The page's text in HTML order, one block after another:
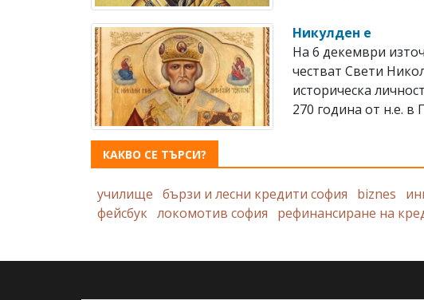
Никулден е
На 6 декември
честват Свeти
историческа
270 година от н.е. в
КАКВО СЕ ТЪРСИ?
училище бързи и лесни кредити софия biznes
фейсбук локомотив софия рефинансиране на